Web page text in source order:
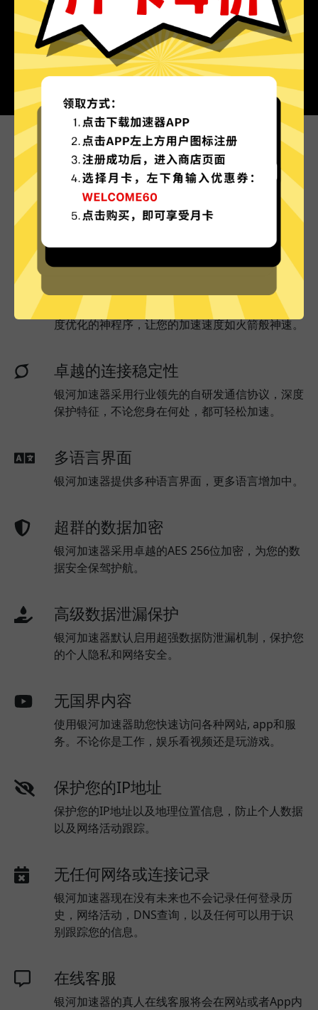
为什么选择银河加速器?
更多服务器地区选择
银河加速器现已拥有超多加速服务器节点，并且还
银河加速器已为所有银河加速器服务器部署实时速
度优化的神程序，让您的加速速度如火箭般神速。
卓越的连接稳定性
银河加速器采用行业领先的自研发通信协议，深度
保护特征，不论您身在何处，都可轻松加速。
多语言界面
银河加速器提供多种语言界面，更多语言增加中。
超群的数据加密
银河加速器采用卓越的AES 256位加密，为您的数
据安全保驾护航。
高级数据泄漏保护
银河加速器默认启用超强数据防泄漏机制，保护您
的个人隐私和网络安全。
无国界内容
使用银河加速器助您快速访问各种网站, app和服
务。不论你是工作，娱乐看视频还是玩游戏。
保护您的IP地址
保护您的IP地址以及地理位置信息，防止个人数据
以及网络活动跟踪。
无任何网络或连接记录
银河加速器现在没有未来也不会记录任何登录历
史，网络活动，DNS查询，以及任何可以用于识
别跟踪您的信息。
在线客服
银河加速器的真人在线客服将会在网站或者App内